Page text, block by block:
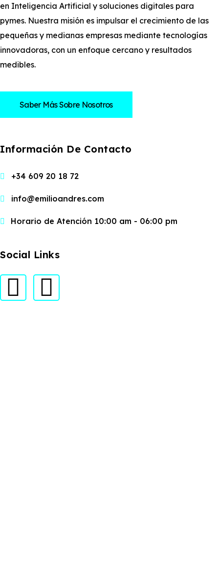
en Inteligencia Artificial y soluciones digitales para
pymes. Nuestra misión es impulsar el crecimiento de las
pequeñas y medianas empresas mediante tecnologías
innovadoras, con un enfoque cercano y resultados
medibles.
Saber Más Sobre Nosotros
Información De Contacto
+34 609 20 18 72
info@emilioandres.com
Horario de Atención 10:00 am - 06:00 pm
Social Links